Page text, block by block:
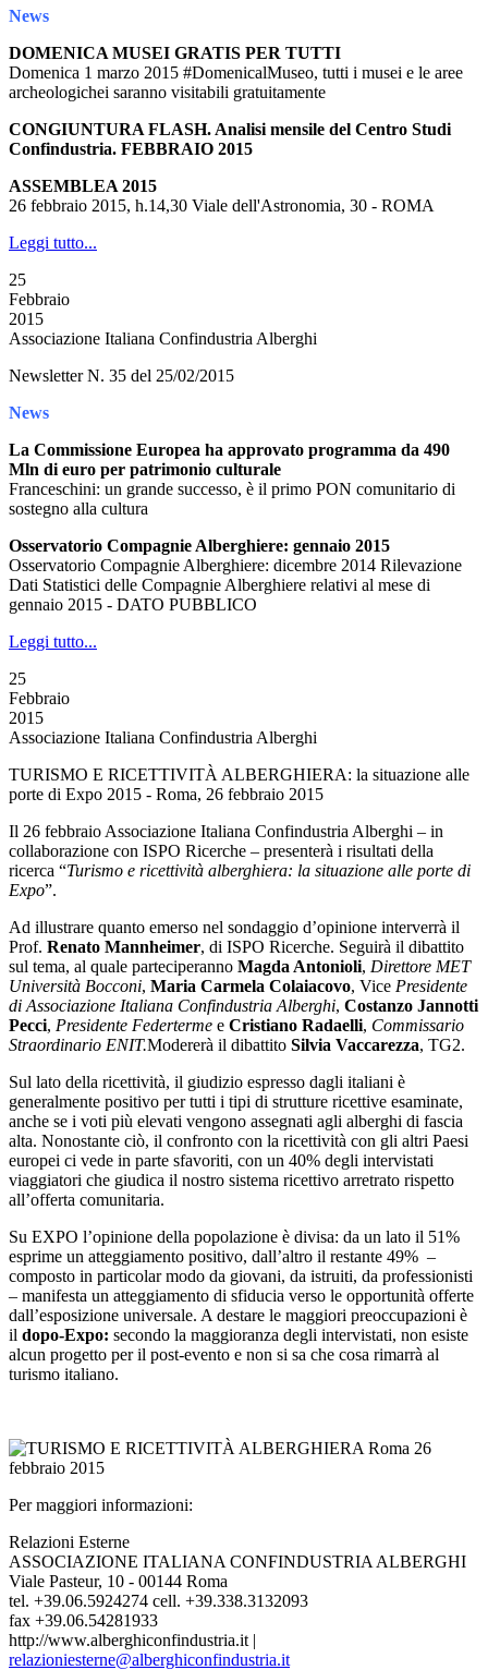
News
DOMENICA MUSEI GRATIS PER TUTTI
Domenica 1 marzo 2015 #DomenicalMuseo, tutti i musei e le aree
archeologichei saranno visitabili gratuitamente
CONGIUNTURA FLASH. Analisi mensile del Centro Studi
Confindustria. FEBBRAIO 2015
ASSEMBLEA 2015
26 febbraio 2015, h.14,30 Viale dell'Astronomia, 30 - ROMA
Leggi tutto...
25
Febbraio
2015
Associazione Italiana Confindustria Alberghi
Newsletter N. 35 del 25/02/2015
News
La Commissione Europea ha approvato programma da 490
Mln di euro per patrimonio culturale
Franceschini: un grande successo, è il primo PON comunitario di
sostegno alla cultura
Osservatorio Compagnie Alberghiere: gennaio 2015
Osservatorio Compagnie Alberghiere: dicembre 2014 Rilevazione
Dati Statistici delle Compagnie Alberghiere relativi al mese di
gennaio 2015 - DATO PUBBLICO
Leggi tutto...
25
Febbraio
2015
Associazione Italiana Confindustria Alberghi
TURISMO E RICETTIVITÀ ALBERGHIERA: la situazione alle
porte di Expo 2015 - Roma, 26 febbraio 2015
Il 26 febbraio Associazione Italiana Confindustria Alberghi – in
collaborazione con ISPO Ricerche – presenterà i risultati della
ricerca “Turismo e ricettività alberghiera: la situazione alle porte di
Expo”.
Ad illustrare quanto emerso nel sondaggio d’opinione interverrà il
Prof. Renato Mannheimer, di ISPO Ricerche. Seguirà il dibattito
sul tema, al quale parteciperanno Magda Antonioli, Direttore MET
Università Bocconi, Maria Carmela Colaiacovo, Vice Presidente
di Associazione Italiana Confindustria Alberghi, Costanzo Jannotti
Pecci, Presidente Federterme e Cristiano Radaelli, Commissario
Straordinario ENIT.Modererà il dibattito Silvia Vaccarezza, TG2.
Sul lato della ricettività, il giudizio espresso dagli italiani è
generalmente positivo per tutti i tipi di strutture ricettive esaminate,
anche se i voti più elevati vengono assegnati agli alberghi di fascia
alta. Nonostante ciò, il confronto con la ricettività con gli altri Paesi
europei ci vede in parte sfavoriti, con un 40% degli intervistati
viaggiatori che giudica il nostro sistema ricettivo arretrato rispetto
all’offerta comunitaria.
Su EXPO l’opinione della popolazione è divisa: da un lato il 51%
esprime un atteggiamento positivo, dall’altro il restante 49% –
composto in particolar modo da giovani, da istruiti, da professionisti
– manifesta un atteggiamento di sfiducia verso le opportunità offerte
dall’esposizione universale. A destare le maggiori preoccupazioni è
il dopo-Expo: secondo la maggioranza degli intervistati, non esiste
alcun progetto per il post-evento e non si sa che cosa rimarrà al
turismo italiano.
Per maggiori informazioni:
Relazioni Esterne
ASSOCIAZIONE ITALIANA CONFINDUSTRIA ALBERGHI
Viale Pasteur, 10 - 00144 Roma
tel. +39.06.5924274 cell. +39.338.3132093
fax +39.06.54281933
http://www.alberghiconfindustria.it |
relazioniesterne@alberghiconfindustria.it